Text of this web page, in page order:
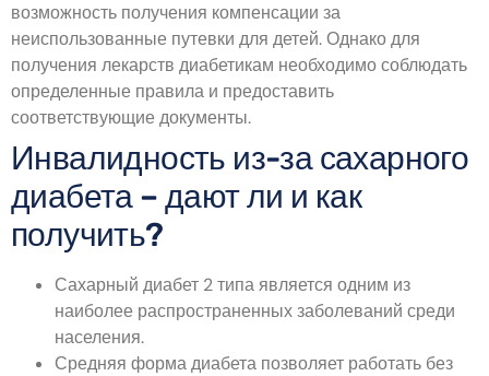
возможность получения компенсации за
неиспользованные путевки для детей. Однако для
получения лекарств диабетикам необходимо соблюдать
определенные правила и предоставить
соответствующие документы.
Инвалидность из-за сахарного
диабета – дают ли и как
получить?
Сахарный диабет 2 типа является одним из
наиболее распространенных заболеваний среди
населения.
Средняя форма диабета позволяет работать без